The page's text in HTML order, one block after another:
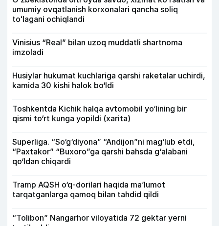
umumiy ovqatlanish korxonalari qancha soliq
toʻlagani ochiqlandi
Vinisius “Real” bilan uzoq muddatli shartnoma
imzoladi
Husiylar hukumat kuchlariga qarshi raketalar uchirdi,
kamida 30 kishi halok bo‘ldi
Toshkentda Kichik halqa avtomobil yo‘lining bir
qismi to‘rt kunga yopildi (xarita)
Superliga. “So‘g‘diyona” “Andijon”ni mag‘lub etdi,
“Paxtakor” “Buxoro”ga qarshi bahsda g‘alabani
qo‘ldan chiqardi
Tramp AQSH o‘q-dorilari haqida ma’lumot
tarqatganlarga qamoq bilan tahdid qildi
“Tolibon” Nangarhor viloyatida 72 gektar yerni